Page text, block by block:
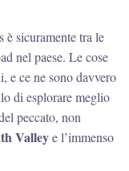
è sicuramente tra le
nel paese. Le cose
e ce ne sono davvero
di esplorare meglio
peccato, non
Valleye l’immenso